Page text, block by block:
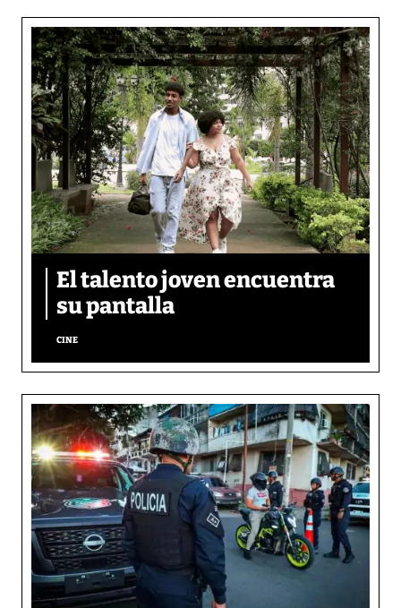
El talento joven encuentra
su pantalla​
CINE